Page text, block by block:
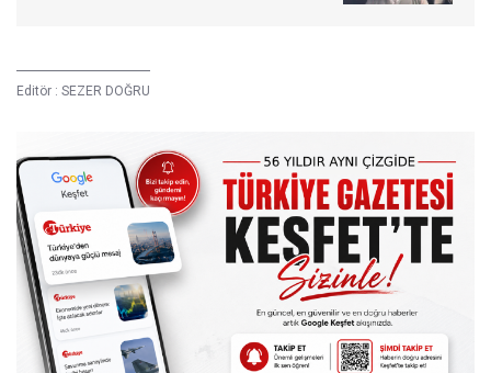
Editör : SEZER DOĞRU